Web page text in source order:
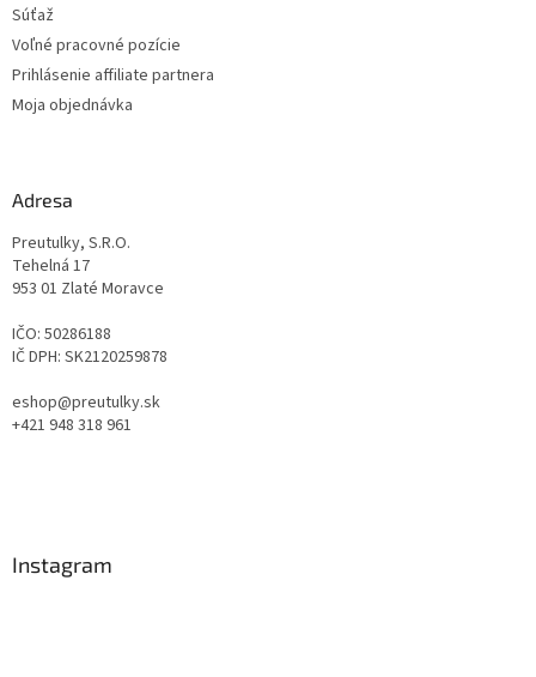
Súťaž
Voľné pracovné pozície
Prihlásenie affiliate partnera
Moja objednávka
Adresa
Preutulky, S.R.O.
Tehelná 17
953 01 Zlaté Moravce
IČO: 50286188
IČ DPH: SK2120259878
eshop@preutulky.sk
+421 948 318 961
Instagram